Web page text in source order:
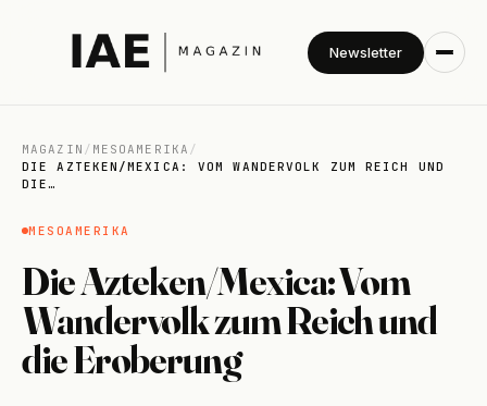
Newsletter
MAGAZIN / MESOAMERIKA /
DIE AZTEKEN/MEXICA: VOM WANDERVOLK ZUM REICH UND
DIE…
MESOAMERIKA
Die Azteken/Mexica: Vom
Wandervolk zum Reich und
die Eroberung